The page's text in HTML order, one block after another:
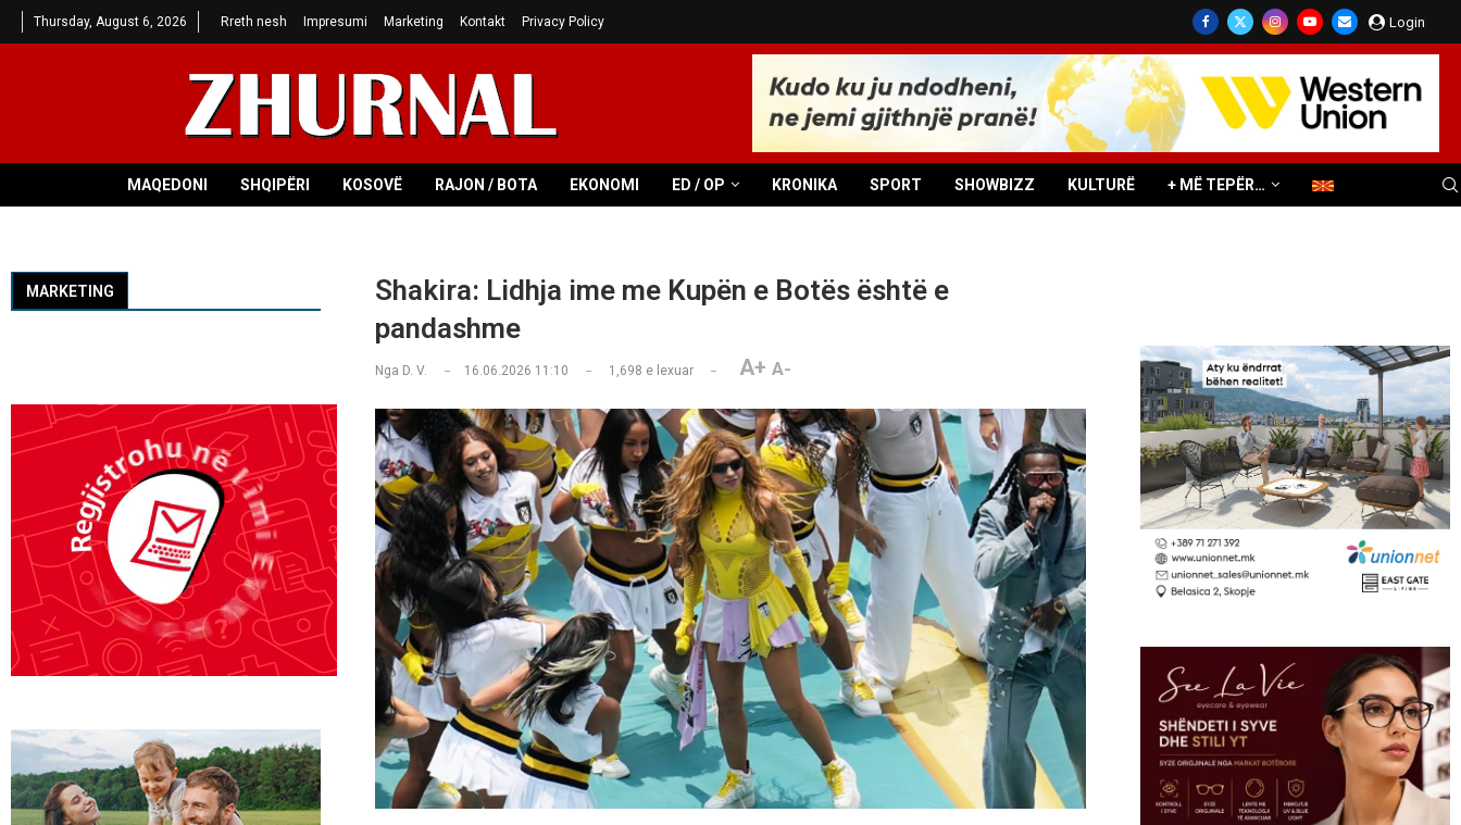
Thursday, August 6, 2026 Rreth nesh Impresumi Marketing Kontakt Privacy Policy Login
MAQEDONI SHQIPËRI KOSOVË RAJON / BOTA EKONOMI ED / OP KRONIKA SPORT SHOWBIZZ KULTURË + MË TEPËR…
Shakira: Lidhja ime me Kupën e Botës është e
pandashme
Nga D. V. 16.06.2026 11:10 1,698 e lexuar A+ A-
MARKETING